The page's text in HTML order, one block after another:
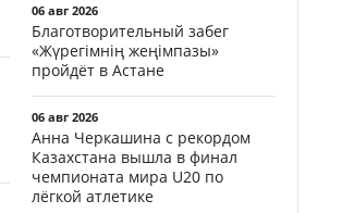
06 авг 2026
Благотворительный забег
«Жүрегімнің жеңімпазы»
пройдёт в Астане
06 авг 2026
Анна Черкашина с рекордом
Казахстана вышла в финал
чемпионата мира U20 по
лёгкой атлетике